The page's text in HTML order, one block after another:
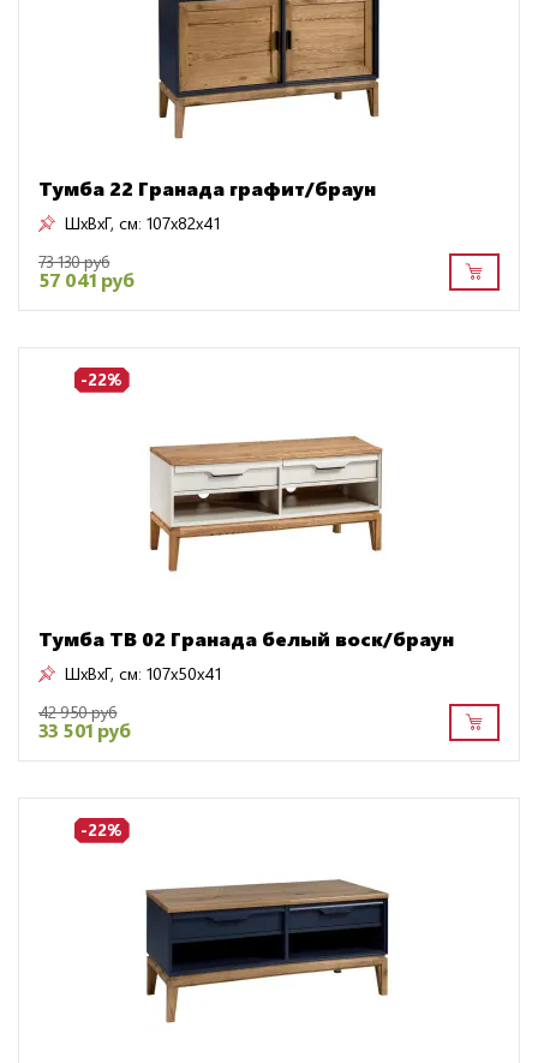
Тумба 22 Гранада графит/браун
ШxВxГ, см: 107x82x41
73 130 руб
57 041 руб
-22%
Тумба ТВ 02 Гранада белый воск/браун
ШxВxГ, см: 107x50x41
42 950 руб
33 501 руб
-22%